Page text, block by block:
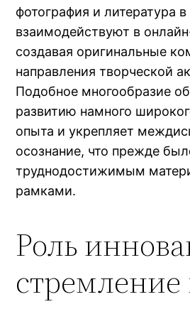
фотография и литература
взаимодействуют в
создавая оригинальные
направления творческой
Подобное многообразие
развитию намного
опыта и укрепляет
осознание, что прежде
труднодостижимым
рамками.
Роль
стремление